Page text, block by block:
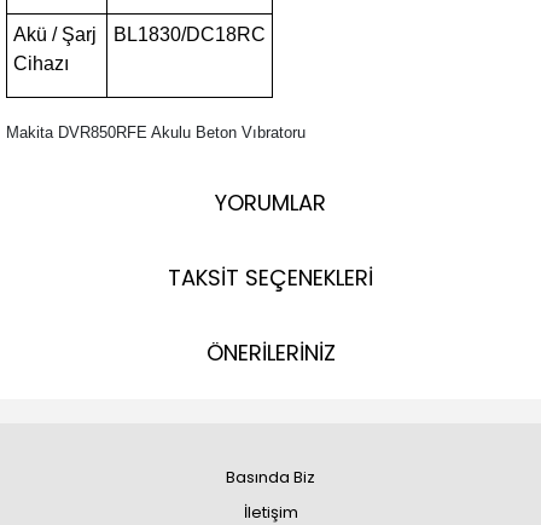
Akü / Şarj
Cihazı
BL1830/DC18RC
Makita DVR850RFE Akulu Beton Vıbratoru
YORUMLAR
TAKSİT SEÇENEKLERİ
ÖNERİLERİNİZ
Basında Biz
İletişim